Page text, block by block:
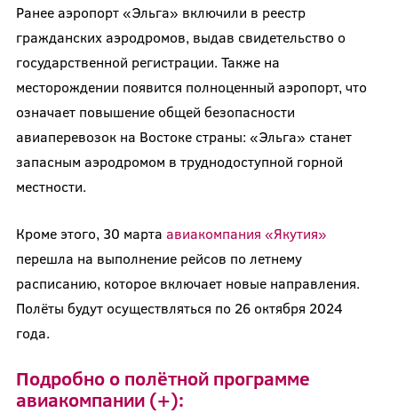
Ранее аэропорт «Эльга» включили в реестр
гражданских аэродромов, выдав свидетельство о
государственной регистрации. Также на
месторождении появится полноценный аэропорт, что
означает повышение общей безопасности
авиаперевозок на Востоке страны: «Эльга» станет
запасным аэродромом в труднодоступной горной
местности.
Кроме этого, 30 марта авиакомпания «Якутия»
перешла на выполнение рейсов по летнему
расписанию, которое включает новые направления.
Полёты будут осуществляться по 26 октября 2024
года.
Подробно о полётной программе
авиакомпании (+):